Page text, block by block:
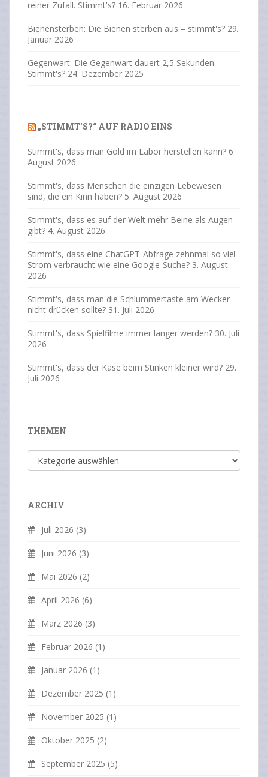
reiner Zufall. Stimmt's? 16. Februar 2026
Bienensterben: Die Bienen sterben aus – stimmt's? 29.
Januar 2026
Gegenwart: Die Gegenwart dauert 2,5 Sekunden.
Stimmt's? 24. Dezember 2025
„STIMMT’S?“ AUF RADIO EINS
Stimmt's, dass man Gold im Labor herstellen kann? 6.
August 2026
Stimmt's, dass Menschen die einzigen Lebewesen
sind, die ein Kinn haben? 5. August 2026
Stimmt's, dass es auf der Welt mehr Beine als Augen
gibt? 4. August 2026
Stimmt's, dass eine ChatGPT-Abfrage zehnmal so viel
Strom verbraucht wie eine Google-Suche? 3. August
2026
Stimmt's, dass man die Schlummertaste am Wecker
nicht drücken sollte? 31. Juli 2026
Stimmt's, dass Spielfilme immer länger werden? 30. Juli
2026
Stimmt's, dass der Käse beim Stinken kleiner wird? 29.
Juli 2026
THEMEN
Themen
ARCHIV
Juli 2026 (3)
Juni 2026 (3)
Mai 2026 (2)
April 2026 (6)
März 2026 (3)
Februar 2026 (1)
Januar 2026 (1)
Dezember 2025 (1)
November 2025 (1)
Oktober 2025 (2)
September 2025 (5)